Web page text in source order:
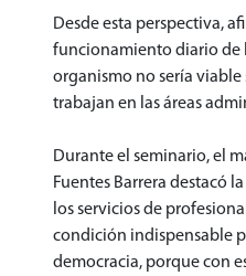
Desde esta perspectiva,
funcionamiento diario de
organismo no sería viable
trabajan en las áreas
Durante el seminario, el
Fuentes Barrera destacó
los servicios de
condición indispensable
democracia, porque con